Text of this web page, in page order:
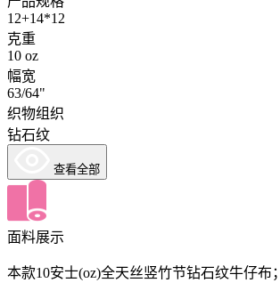
12+14*12
克重
10 oz
幅宽
63/64"
织物组织
钻石纹
查看全部
面料展示
本款10安士(oz)全天丝竖竹节钻石纹牛仔布；